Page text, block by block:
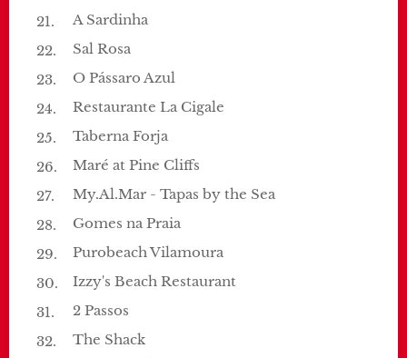
A Sardinha
Sal Rosa
O Pássaro Azul
Restaurante La Cigale
Taberna Forja
Maré at Pine Cliffs
My.Al.Mar - Tapas by the Sea
Gomes na Praia
Purobeach Vilamoura
Izzy's Beach Restaurant
2 Passos
The Shack